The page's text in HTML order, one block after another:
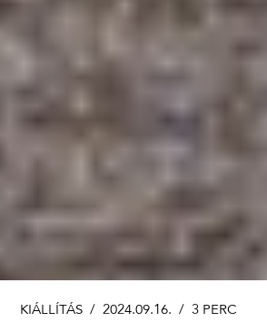
KIÁLLÍTÁS / 2024.09.16. /3 PERC